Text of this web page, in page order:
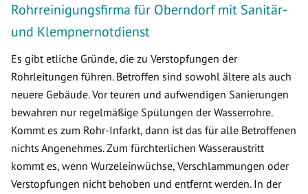
Rohrreinigungsfirma für Oberndorf mit Sanitär-
und Klempnernotdienst
Es gibt etliche Gründe, die zu Verstopfungen der
Rohrleitungen führen. Betroffen sind sowohl ältere als auch
neuere Gebäude. Vor teuren und aufwendigen Sanierungen
bewahren nur regelmäßige Spülungen der Wasserrohre.
Kommt es zum Rohr-Infarkt, dann ist das für alle Betroffenen
nichts Angenehmes. Zum fürchterlichen Wasseraustritt
kommt es, wenn Wurzeleinwüchse, Verschlammungen oder
Verstopfungen nicht behoben und entfernt werden. In der